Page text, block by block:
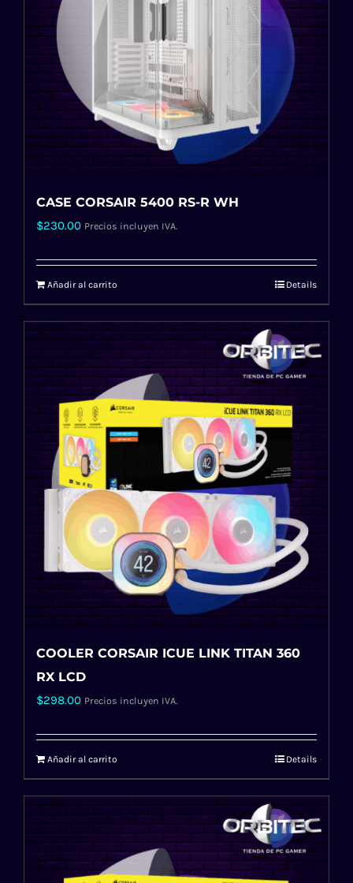
CASE CORSAIR 5400 RS-R WH
$230.00 Precios incluyen IVA.
Añadir al carrito Details
COOLER CORSAIR ICUE LINK TITAN 360
RX LCD
$298.00 Precios incluyen IVA.
Añadir al carrito Details